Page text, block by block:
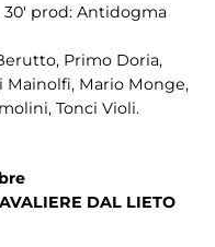
30' prod: Antidogma
Primo Doria,
Mainolfi, Mario Monge,
Tonci Violi.
DAL LIETO